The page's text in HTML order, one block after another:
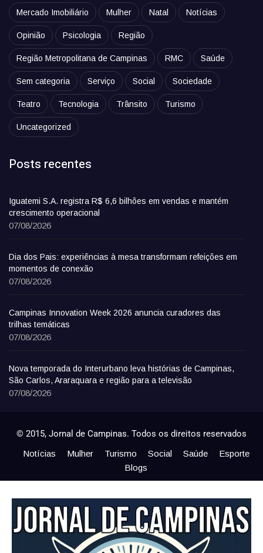
Mercado Imobiliário Mulher Natal Notícias
Opinião Psicologia Região
Região Metropolitana de Campinas RMC Saúde
Sem categoria Serviço Social Sociedade
Teatro Tecnologia Trânsito Turismo
Uncategorized
Posts recentes
Iguatemi S.A. registra R$ 6,6 bilhões em vendas e mantém
crescimento operacional
07/08/2026
Dia dos Pais: experiências à mesa transformam refeições em
momentos de conexão
07/08/2026
Campinas Innovation Week 2026 anuncia curadores das
trilhas temáticas
07/08/2026
Nova temporada do Interurbano leva histórias de Campinas,
São Carlos, Araraquara e região para a televisão
07/08/2026
© 2015, Jornal de Campinas. Todos os direitos reservados
Notícias Mulher Turismo Social Saúde
Esporte
Blogs